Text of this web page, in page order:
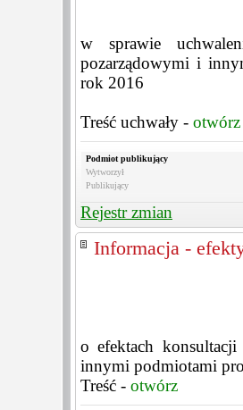
w sprawie
pozarządowymi i
rok 2016
Treść uchwały - otwórz
Podmiot publikujący
Wytworzył
Publikujący
Rejestr zmian
Informacja -
o efektach
innymi podmiotami
Treść - otwórz